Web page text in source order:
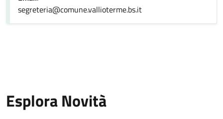
segreteria@comune.vallioterme.bs.it
Esplora Novità